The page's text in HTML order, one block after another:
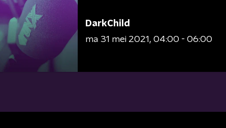
DarkChild
ma 31 mei 2021
04:00 - 06:00